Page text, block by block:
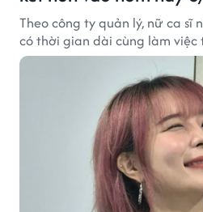
Theo công ty quản lý, nữ ca sĩ
có thời gian dài cùng làm việc